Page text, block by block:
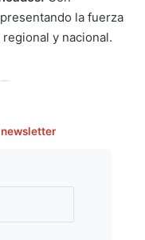
la fuerza
y nacional.
newsletter